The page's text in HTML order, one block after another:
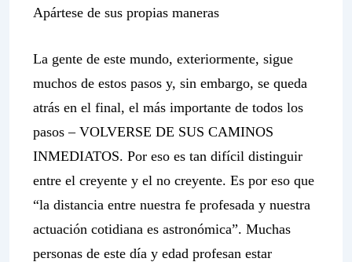
Apártese de sus propias maneras
La gente de este mundo, exteriormente, sigue
muchos de estos pasos y, sin embargo, se queda
atrás en el final, el más importante de todos los
pasos – VOLVERSE DE SUS CAMINOS
INMEDIATOS. Por eso es tan difícil distinguir
entre el creyente y el no creyente. Es por eso que
“la distancia entre nuestra fe profesada y nuestra
actuación cotidiana es astronómica”. Muchas
personas de este día y edad profesan estar